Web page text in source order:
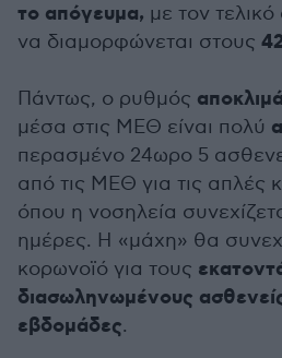
το απόγευμα, με τον
να διαμορφώνεται στους
Πάντως, ο ρυθμός
μέσα στις ΜΕΘ είναι πολύ
περασμένο 24ωρο 5
από τις ΜΕΘ για τις απλές
όπου η νοσηλεία
ημέρες. Η «μάχη» θα
κορωνοϊό για τους
διασωληνωμένους
εβδομάδες.